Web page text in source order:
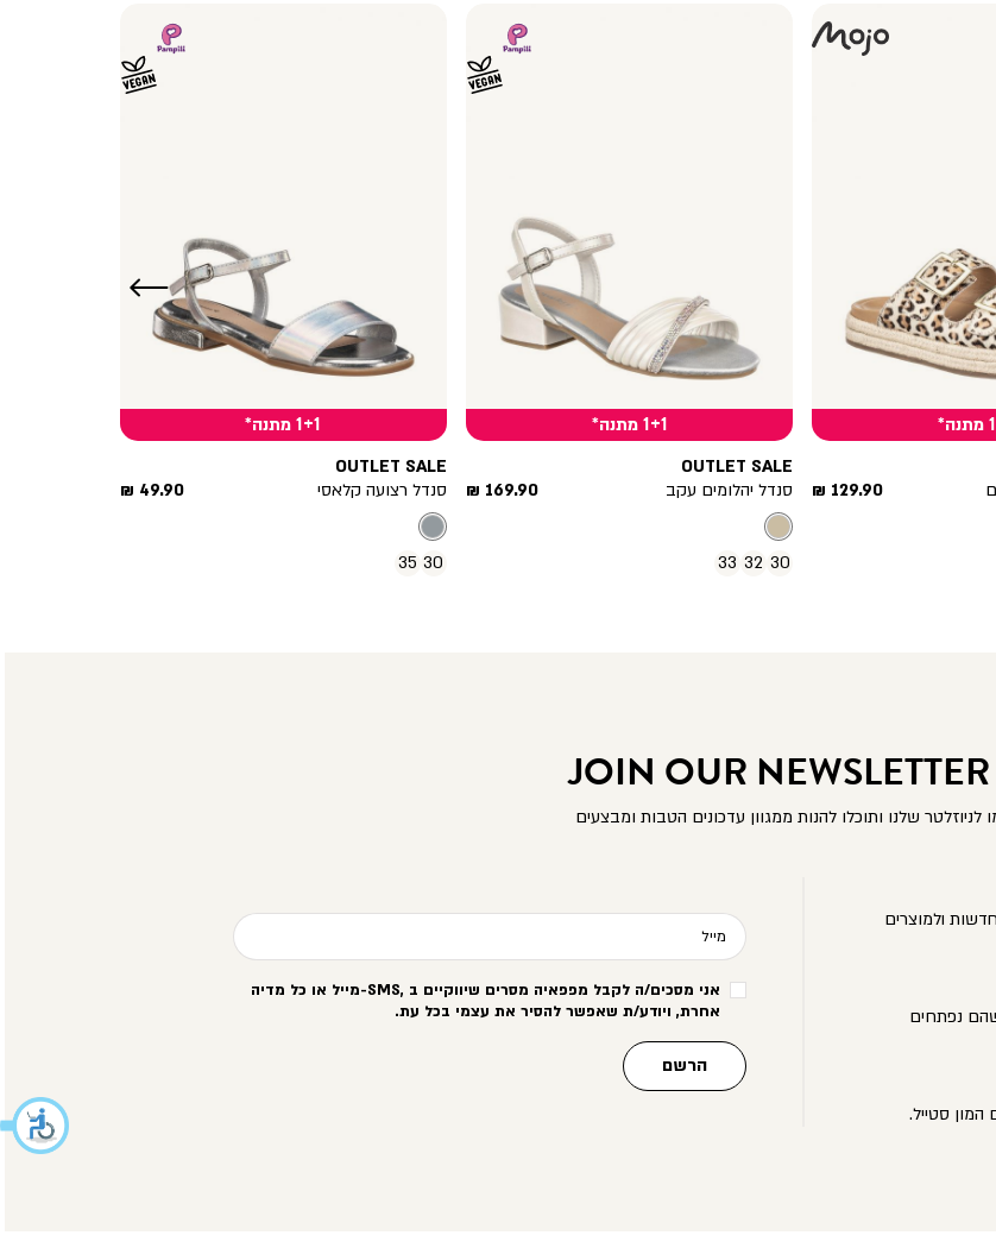
מחיר
129.90 ₪
1+1 מתנה*
OUTLET SALE
סנדל יהלומים עקב
מחיר
169.90 ₪
30
32
33
1+1 מתנה*
OUTLET SALE
סנדל רצועה קלאסי
מחיר
49.90 ₪
30
35
שמאלה
JOIN OUR NEWSLETTER
לניוזלטר שלנו ותוכלו להנות ממגוון עדכונים הטבות ומבצעים
ולמוצרים
נפתחים
סטייל.
מייל
אני מסכים/ה לקבל מפפאיה מסרים שיווקיים ב -SMS,מייל או כל מדיה
אחרת, ויודע/ת שאפשר להסיר את עצמי בכל עת.
הרשם